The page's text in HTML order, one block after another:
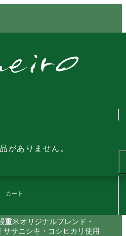
がありません。
カート
重米オリジナルブレンド・
サニシキ・コシヒカリ使用